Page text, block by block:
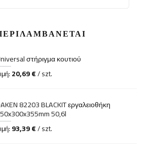
στήριγμα κουτιού
20,69 € / szt.
82203 BLACKIT εργαλειοθήκη
50,6l
93,39 € / szt.